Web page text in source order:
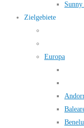
Sunny
Zielgebiete
Europa